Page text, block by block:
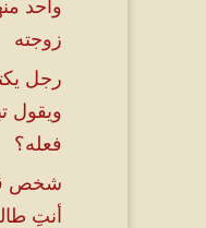
واحد
زوجته
رجل
ويقول
فعله؟
شخص
أنتِ